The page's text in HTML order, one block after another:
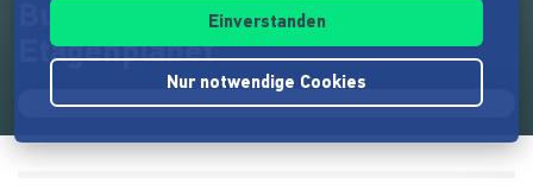
Buchveröffentlichung "Der
Etagenplanet"
Einverstanden
Nur notwendige Cookies